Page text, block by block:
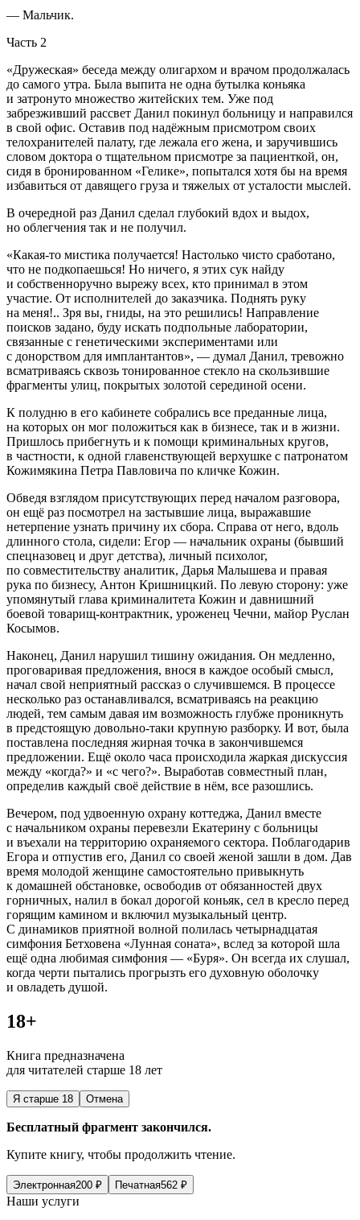
— Мальчик.
Часть 2
«Дружеская» беседа между олигархом и врачом продолжалась
до самого утра. Была выпита не одна бутылка коньяка
и затронуто множество житейских тем. Уже под
забрезживший рассвет Данил покинул больницу и направился
в свой офис. Оставив под надёжным присмотром своих
телохранителей палату, где лежала его жена, и заручившись
словом доктора о тщательном присмотре за пациенткой, он,
сидя в бронированном «Гелике», попытался хотя бы на время
избавиться от давящего груза и тяжелых от усталости мыслей.
В очередной раз Данил сделал глубокий вдох и выдох,
но облегчения так и не получил.
«Какая-то мистика получается! Настолько чисто сработано,
что не подкопаешься! Но ничего, я этих сук найду
и собственноручно вырежу всех, кто принимал в этом
участие. От исполнителей до заказчика. Поднять руку
на меня!.. Зря вы, гниды, на это решились! Направление
поисков задано, буду искать подпольные лаборатории,
связанные с генетическими экспериментами или
с донорством для имплантантов», — думал Данил, тревожно
всматриваясь сквозь тонированное стекло на скользившие
фрагменты улиц, покрытых золотой серединой осени.
К полудню в его кабинете собрались все преданные лица,
на которых он мог положиться как в бизнесе, так и в жизни.
Пришлось прибегнуть и к помощи криминальных кругов,
в частности, к одной главенствующей верхушке с патронатом
Кожимякина Петра Павловича по кличке Кожин.
Обведя взглядом присутствующих перед началом разговора,
он ещё раз посмотрел на застывшие лица, выражавшие
нетерпение узнать причину их сбора. Справа от него, вдоль
длинного стола, сидели: Егор — начальник охраны (бывший
спецназовец и друг детства), личный психолог,
по совместительству аналитик, Дарья Малышева и правая
рука по бизнесу, Антон Кришницкий. По левую сторону: уже
упомянутый глава криминалитета Кожин и давнишний
боевой товарищ-контрактник, уроженец Чечни, майор Руслан
Косымов.
Наконец, Данил нарушил тишину ожидания. Он медленно,
проговаривая предложения, внося в каждое особый смысл,
начал свой неприятный рассказ о случившемся. В процессе
несколько раз останавливался, всматриваясь на реакцию
людей, тем самым давая им возможность глубже проникнуть
в предстоящую довольно-таки крупную разборку. И вот, была
поставлена последняя жирная точка в закончившемся
предложении. Ещё около часа происходила жаркая дискуссия
между «когда?» и «с чего?». Выработав совместный план,
определив каждый своё действие в нём, все разошлись.
Вечером, под удвоенную охрану коттеджа, Данил вместе
с начальником охраны перевезли Екатерину с больницы
и въехали на территорию охраняемого сектора. Поблагодарив
Егора и отпустив его, Данил со своей женой зашли в дом. Дав
время молодой женщине самостоятельно привыкнуть
к домашней обстановке, освободив от обязанностей двух
горничных, налил в бокал дорогой коньяк, сел в кресло перед
горящим камином и включил музыкальный центр.
С динамиков приятной волной полилась четырнадцатая
симфония Бетховена «Лунная соната», вслед за которой шла
ещё одна любимая симфония — «Буря». Он всегда их слушал,
когда черти пытались прогрызть его духовную оболочку
и овладеть душой.
18+
Книга предназначена
для читателей старше 18 лет
Я старше 18 Отмена
Бесплатный фрагмент закончился.
Купите книгу, чтобы продолжить чтение.
Электронная200 ₽ Печатная562 ₽
Наши услуги